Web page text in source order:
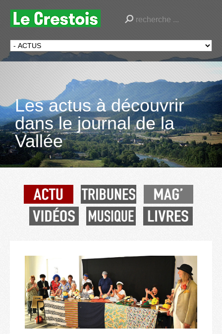
Les actus à découvrir
dans le journal de la
Vallée